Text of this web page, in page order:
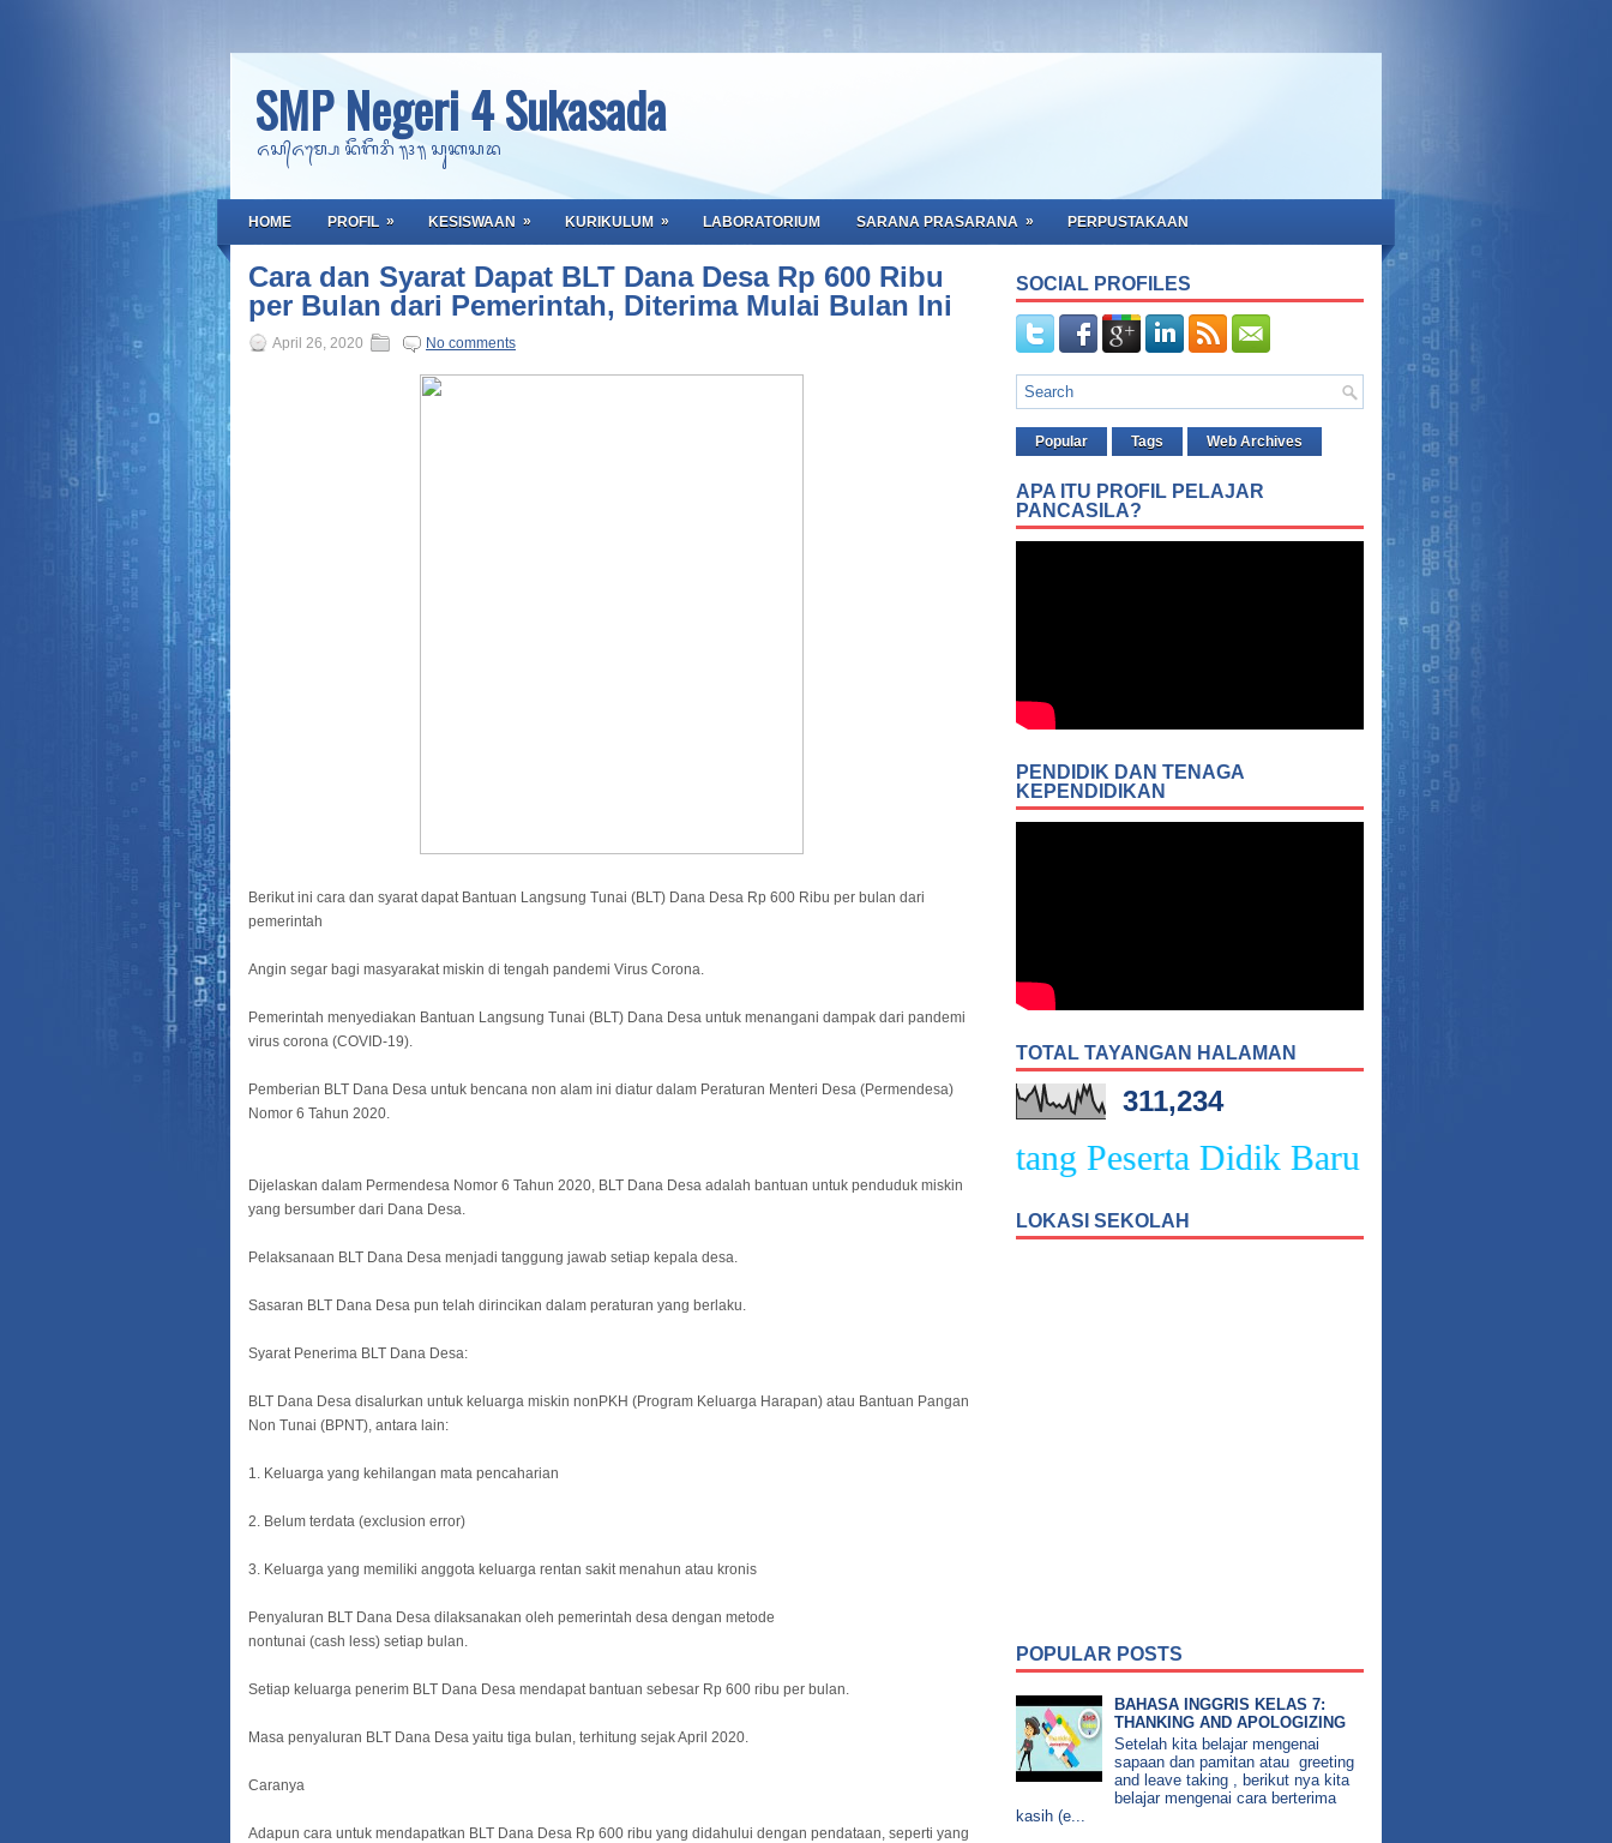
SMP Negeri 4 Sukasada
ᬏᬲ᭄ᬏᬫ᭄ᬧᬾ ᬦᭂᬕᭂᬭᬶ ᭟᭔᭟ ᬲᬸᬓᬲᬤ
HOME PROFIL » KESISWAAN » KURIKULUM » LABORATORIUM SARANA PRASARANA » PERPUSTAKAAN
Cara dan Syarat Dapat BLT Dana Desa Rp 600 Ribu
per Bulan dari Pemerintah, Diterima Mulai Bulan Ini
April 26, 2020 No comments
Berikut ini cara dan syarat dapat Bantuan Langsung Tunai (BLT) Dana Desa Rp 600 Ribu per bulan dari
pemerintah
Angin segar bagi masyarakat miskin di tengah pandemi Virus Corona.
Pemerintah menyediakan Bantuan Langsung Tunai (BLT) Dana Desa untuk menangani dampak dari pandemi
virus corona (COVID-19).
Pemberian BLT Dana Desa untuk bencana non alam ini diatur dalam Peraturan Menteri Desa (Permendesa)
Nomor 6 Tahun 2020.
Dijelaskan dalam Permendesa Nomor 6 Tahun 2020, BLT Dana Desa adalah bantuan untuk penduduk miskin
yang bersumber dari Dana Desa.
Pelaksanaan BLT Dana Desa menjadi tanggung jawab setiap kepala desa.
Sasaran BLT Dana Desa pun telah dirincikan dalam peraturan yang berlaku.
Syarat Penerima BLT Dana Desa:
BLT Dana Desa disalurkan untuk keluarga miskin nonPKH (Program Keluarga Harapan) atau Bantuan Pangan
Non Tunai (BPNT), antara lain:
1. Keluarga yang kehilangan mata pencaharian
2. Belum terdata (exclusion error)
3. Keluarga yang memiliki anggota keluarga rentan sakit menahun atau kronis
Penyaluran BLT Dana Desa dilaksanakan oleh pemerintah desa dengan metode
nontunai (cash less) setiap bulan.
Setiap keluarga penerim BLT Dana Desa mendapat bantuan sebesar Rp 600 ribu per bulan.
Masa penyaluran BLT Dana Desa yaitu tiga bulan, terhitung sejak April 2020.
Caranya
Adapun cara untuk mendapatkan BLT Dana Desa Rp 600 ribu yang didahului dengan pendataan, seperti yang
SOCIAL PROFILES
Popular Tags Web Archives
APA ITU PROFIL PELAJAR
PANCASILA?
PENDIDIK DAN TENAGA
KEPENDIDIKAN
TOTAL TAYANGAN HALAMAN
311,234
Selamat Datang Peserta Didik Baru SMPN 4 Sukasada
LOKASI SEKOLAH
POPULAR POSTS
BAHASA INGGRIS KELAS 7:
THANKING AND APOLOGIZING
Setelah kita belajar mengenai
sapaan dan pamitan atau greeting
and leave taking , berikut nya kita
belajar mengenai cara berterima
kasih (e...